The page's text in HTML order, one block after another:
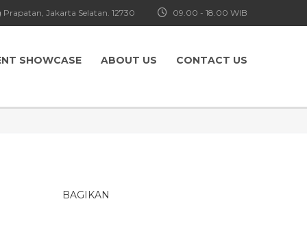
09.00 - 18.00 WIB
Jakarta Selatan. 12730
SHOWCASE ABOUT US CONTACT US
BAGIKAN